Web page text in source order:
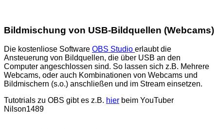
Bildmischung von USB-Bildquellen (Webcams)
Die kostenliose Software OBS Studio erlaubt die
Ansteuerung von Bildquellen, die über USB an den
Computer angeschlossen sind. So lassen sich z.B. Mehrere
Webcams, oder auch Kombinationen von Webcams und
Bildmischern (s.o.) anschließen und im Stream einsetzen.
Tutotrials zu OBS gibt es z.B. hier beim YouTuber
Nilson1489